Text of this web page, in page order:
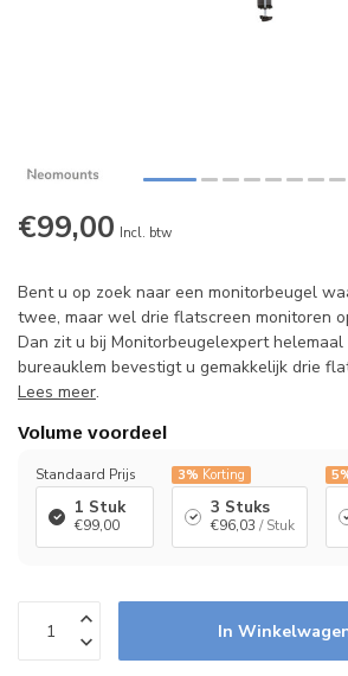
€99,00 Incl. btw
Bent u op zoek naar een monitorbeugel
twee, maar wel drie flatscreen monitoren
Dan zit u bij Monitorbeugelexpert helemaal
bureauklem bevestigt u gemakkelijk drie
Lees meer.
Volume voordeel
Standaard Prijs
1 Stuk
€99,00
3% Korting
3 Stuks
€96,03 / Stuk
In